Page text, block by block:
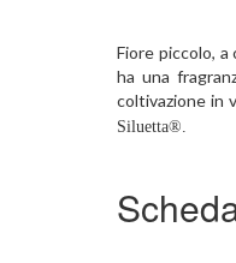
Fiore piccolo,
ha una
coltivazione in
Siluetta®.